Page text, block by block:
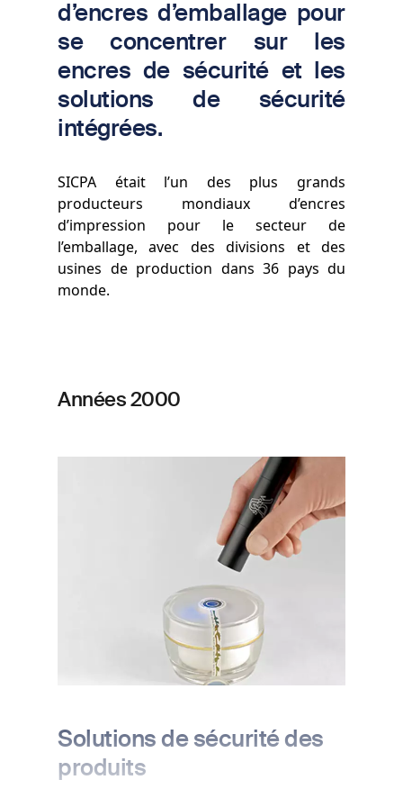
d’encres d’emballage pour
se concentrer sur les
encres de sécurité et les
solutions de sécurité
intégrées.
SICPA était l’un des plus grands
producteurs mondiaux d’encres
d’impression pour le secteur de
l’emballage, avec des divisions et des
usines de production dans 36 pays du
monde.
Années 2000
Solutions de sécurité des
produits